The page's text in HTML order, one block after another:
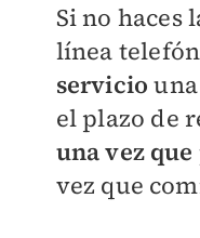
Si no haces
línea
servicio
el plazo de
una vez que
vez que